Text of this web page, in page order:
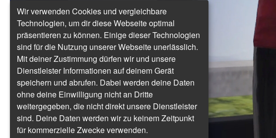
Wir verwenden Cookies und vergleichbare
Technologien, um dir diese Webseite optimal
präsentieren zu können. Einige dieser Technologien
sind für die Nutzung unserer Webseite unerlässlich.
Mit deiner Zustimmung dürfen wir und unsere
Dienstleister Informationen auf deinem Gerät
speichern und abrufen. Dabei werden deine Daten
ohne deine Einwilligung nicht an Dritte
weitergegeben, die nicht direkt unsere Dienstleister
sind. Deine Daten werden wir zu keinem Zeitpunkt
für kommerzielle Zwecke verwenden.